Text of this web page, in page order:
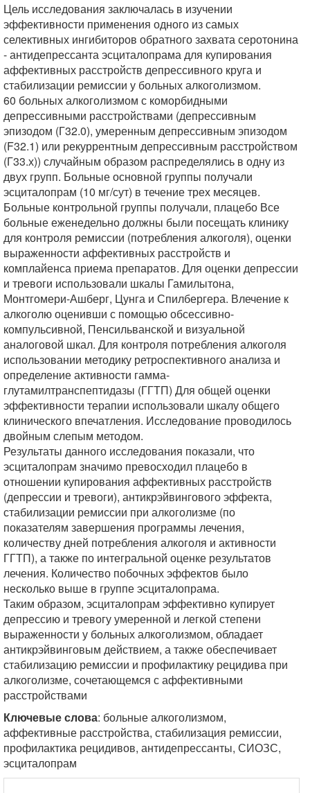
Цель исследования заключалась в изучении
эффективности применения одного из самых
селективных ингибиторов обратного захвата серотонина
- антидепрессанта эсциталопрама для купирования
аффективных расстройств депрессивного круга и
стабилизации ремиссии у больных алкоголизмом.
60 больных алкоголизмом с коморбидными
депрессивными расстройствами (депрессивным
эпизодом (Г32.0), умеренным депрессивным эпизодом
(F32.1) или рекуррентным депрессивным расстройством
(Г33.х)) случайным образом распределялись в одну из
двух групп. Больные основной группы получали
эсциталопрам (10 мг/сут) в течение трех месяцев.
Больные контрольной группы получали, плацебо Все
больные еженедельно должны были посещать клинику
для контроля ремиссии (потребления алкоголя), оценки
выраженности аффективных расстройств и
комплайенса приема препаратов. Для оценки депрессии
и тревоги использовали шкалы Гамилытона,
Монтгомери-Ашберг, Цунга и Спилбергера. Влечение к
алкоголю оценивши с помощью обсессивно-
компульсивной, Пенсильванской и визуальной
аналоговой шкал. Для контроля потребления алкоголя
использовании методику ретроспективного анализа и
определение активности гамма-
глутамилтранспептидазы (ГГТП) Для общей оценки
эффективности терапии использовали шкалу общего
клинического впечатления. Исследование проводилось
двойным слепым методом.
Результаты данного исследования показали, что
эсциталопрам значимо превосходил плацебо в
отношении купирования аффективных расстройств
(депрессии и тревоги), антикрэйвингового эффекта,
стабилизации ремиссии при алкоголизме (по
показателям завершения программы лечения,
количеству дней потребления алкоголя и активности
ГГТП), а также по интегральной оценке результатов
лечения. Количество побочных эффектов было
несколько выше в группе эсциталопрама.
Таким образом, эсциталопрам эффективно купирует
депрессию и тревогу умеренной и легкой степени
выраженности у больных алкоголизмом, обладает
антикрэйвинговым действием, а также обеспечивает
стабилизацию ремиссии и профилактику рецидива при
алкоголизме, сочетающемся с аффективными
расстройствами
Ключевые слова: больные алкоголизмом,
аффективные расстройства, стабилизация ремиссии,
профилактика рецидивов, антидепрессанты, СИОЗС,
эсциталопрам